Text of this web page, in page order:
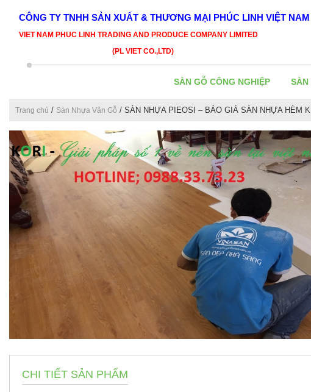
CÔNG TY TNHH SẢN XUẤT & THƯƠNG MẠI PHÚC LINH VIỆT NAM
VIET NAM PHUC LINH TRADING AND PRODUCE COMPANY LIMITED
(PL VIET CO.,LTD)
SÀN GỖ CÔNG NGHIỆP SÀN
Trang chủ / Sàn Nhựa Vân Gỗ / SÀN NHỰA PIEOSI – BÁO GIÁ SÀN NHỰA HÈM
CHI TIẾT SẢN PHẨM